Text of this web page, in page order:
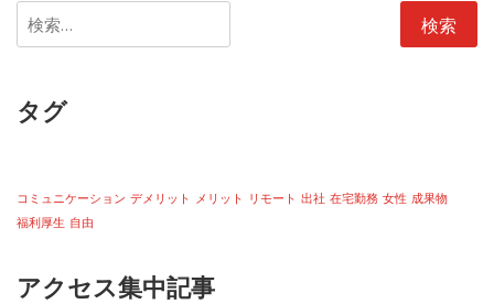
検
索:
タグ
コミュニケーション デメリット メリット リモート 出社 在宅勤務 女性 成果物
福利厚生 自由
アクセス集中記事